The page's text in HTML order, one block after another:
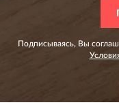
Подписываясь, Вы